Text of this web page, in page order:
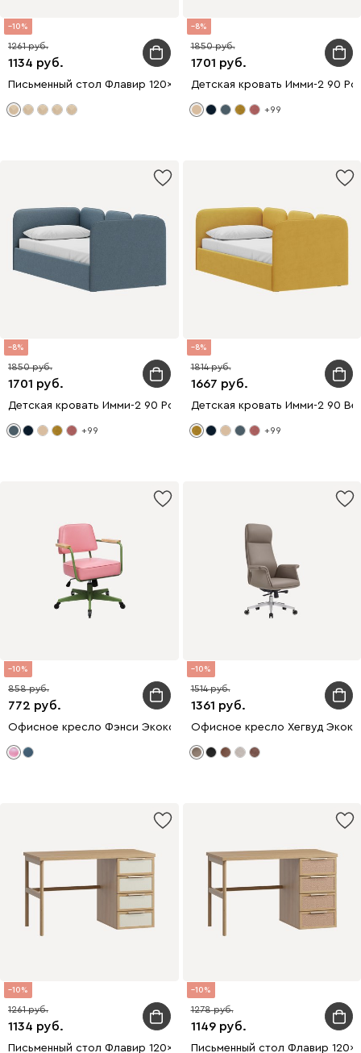
10
1134
1261
Письменный стол Флавир 120x60 Рогожка Бежевый
8
1701
1850
Детская кровать Имми-2 90
+99
8
1701
1850
Детская кровать Имми-2 90 Рогожка Синий
+99
8
1667
1814
Детская кровать Имми-2 90
+99
10
772
858
Офисное кресло Фэнси Экокожа Розовый/Зеленый
10
1361
1514
Офисное кресло Хегвуд
10
1134
1261
Письменный стол Флавир 120x60 Рогожка Белый
10
1149
1278
Письменный стол Флавир